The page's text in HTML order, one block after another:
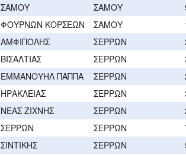
ΣΑΜΟΥ ΣΑΜΟΥ
ΦΟΥΡΝΩΝ ΚΟΡΣΕΩΝ ΣΑΜΟΥ
ΑΜΦΙΠΟΛΗΣ ΣΕΡΡΩΝ
ΒΙΣΑΛΤΙΑΣ ΣΕΡΡΩΝ
ΕΜΜΑΝΟΥΗΛ ΠΑΠΠΑ ΣΕΡΡΩΝ
ΗΡΑΚΛΕΙΑΣ ΣΕΡΡΩΝ
ΝΕΑΣ ΖΙΧΝΗΣ ΣΕΡΡΩΝ
ΣΕΡΡΩΝ ΣΕΡΡΩΝ
ΣΙΝΤΙΚΗΣ ΣΕΡΡΩΝ